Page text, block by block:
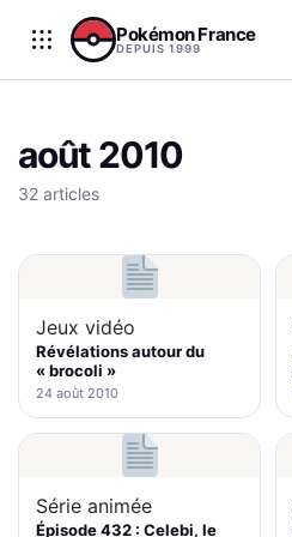
Aller au contenu
Pokémon France
DEPUIS 1999
août 2010
32 articles
Jeux vidéo
Révélations autour du
« brocoli »
24 août 2010
Série animée
Épisode 432 : Celebi, le